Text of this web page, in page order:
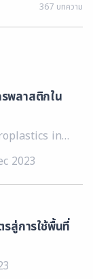
367 บทความ
พลาสติกใน
in
2023
รสู่การใช้พื้นที่